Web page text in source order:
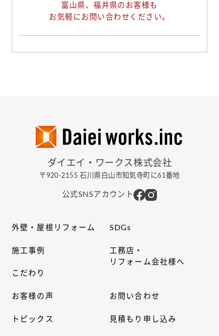
富山県、福井県のお客様も
お気軽にお問い合わせください。
ダイエイ・ワークス株式会社
〒920-2155 石川県白山市知気寺町に61番地
公式SNSアカウント
外壁・屋根リフォーム
施工事例
こだわり
お客様の声
トピックス
SDGs
工務店・
リフォーム会社様へ
お問い合わせ
見積もり申し込み